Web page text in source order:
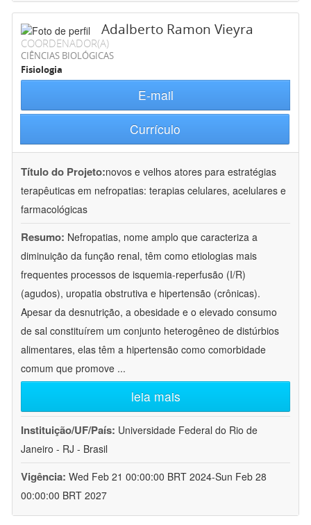
Adalberto Ramon Vieyra
COORDENADOR(A)
CIÊNCIAS BIOLÓGICAS
Fisiologia
E-mail
Currículo
Título do Projeto:novos e velhos atores para estratégias
terapêuticas em nefropatias: terapias celulares, acelulares e
farmacológicas
Resumo: Nefropatias, nome amplo que caracteriza a
diminuição da função renal, têm como etiologias mais
frequentes processos de isquemia-reperfusão (I/R)
(agudos), uropatia obstrutiva e hipertensão (crônicas).
Apesar da desnutrição, a obesidade e o elevado consumo
de sal constituírem um conjunto heterogêneo de distúrbios
alimentares, elas têm a hipertensão como comorbidade
comum que promove ...
leia mais
Instituição/UF/País: Universidade Federal do Rio de
Janeiro - RJ - Brasil
Vigência: Wed Feb 21 00:00:00 BRT 2024-Sun Feb 28
00:00:00 BRT 2027